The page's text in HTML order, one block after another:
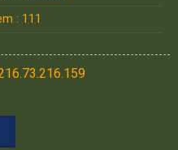
: 111